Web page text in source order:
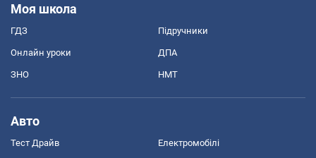
Моя школа
ГДЗ Підручники
Онлайн уроки ДПА
ЗНО НМТ
Авто
Тест Драйв Електромобілі